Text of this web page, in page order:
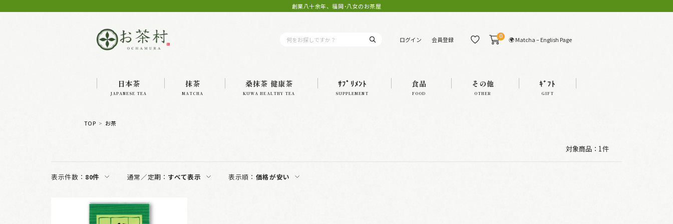
創業八十余年、福岡･八女のお茶屋
ログイン 会員登録 0 🌍 Matcha – English Page
日本茶
JAPANESE TEA
抹茶
MATCHA
桑抹茶 健康茶
KUWA HEALTHY TEA
ｻﾌﾟﾘﾒﾝﾄ
SUPPLEMENT
食品
FOOD
その他
OTHER
ｷﾞﾌﾄ
GIFT
TOP お茶
対象商品： 1件
表示件数： 80件 通常／定期： すべて表示 表示順： 価格が安い